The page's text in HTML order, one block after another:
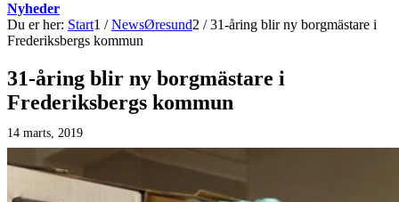
Nyheder
Du er her: Start1 / NewsØresund2 / 31-åring blir ny borgmästare i
Frederiksbergs kommun
31-åring blir ny borgmästare i
Frederiksbergs kommun
14 marts, 2019